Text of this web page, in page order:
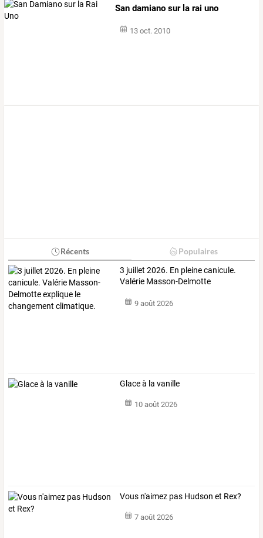
San damiano sur la rai uno
13 oct. 2010
Récents Populaires
3 juillet 2026. En pleinecanicule.
Valérie Masson-Delmotte
9 août 2026
Glace à la vanille
10 août 2026
Vous n'aimez pas Hudson et Rex?
7 août 2026